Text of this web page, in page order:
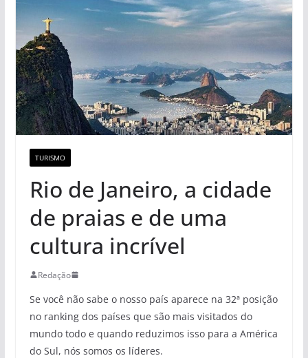
TURISMO
Rio de Janeiro, a cidade
de praias e de uma
cultura incrível
Redação
Se você não sabe o nosso país aparece na 32ª posição
no ranking dos países que são mais visitados do
mundo todo e quando reduzimos isso para a América
do Sul, nós somos os líderes.